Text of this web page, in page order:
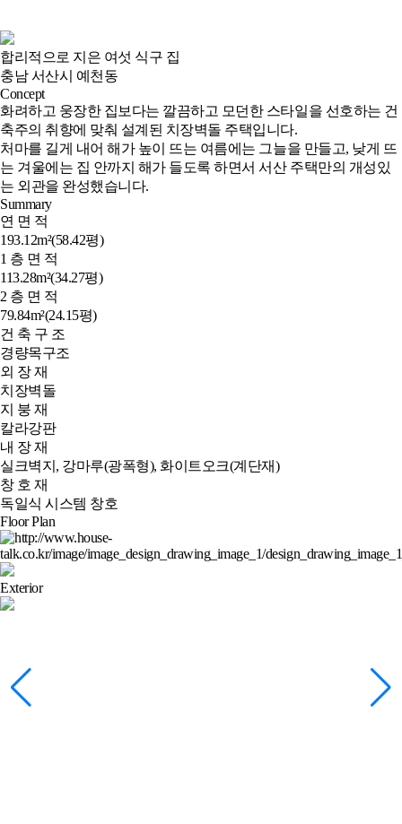
합리적으로 지은 여섯 식구 집
충남 서산시 예천동
Concept
화려하고 웅장한 집보다는 깔끔하고 모던한 스타일을 선호하는 건
축주의 취향에 맞춰 설계된 치장벽돌 주택입니다.
처마를 길게 내어 해가 높이 뜨는 여름에는 그늘을 만들고, 낮게 뜨
는 겨울에는 집 안까지 해가 들도록 하면서 서산 주택만의 개성있
는 외관을 완성했습니다.
Summary
연 면 적
193.12m²(58.42평)
1 층 면 적
113.28m²(34.27평)
2 층 면 적
79.84m²(24.15평)
건 축 구 조
경량목구조
외 장 재
치장벽돌
지 붕 재
칼라강판
내 장 재
실크벽지, 강마루(광폭형), 화이트오크(계단재)
창 호 재
독일식 시스템 창호
Floor Plan
Exterior